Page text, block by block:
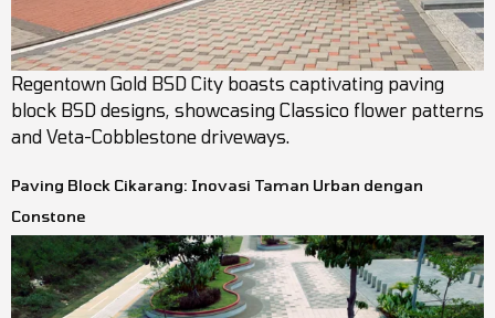
Regentown Gold BSD City boasts captivating paving
block BSD designs, showcasing Classico flower patterns
and Veta-Cobblestone driveways.
Paving Block Cikarang: Inovasi Taman Urban dengan
Constone